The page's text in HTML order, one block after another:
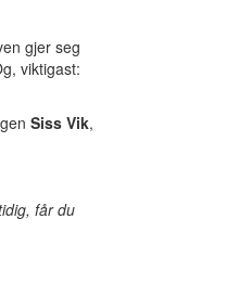
gjer seg
viktigast:
Siss Vik,
får du